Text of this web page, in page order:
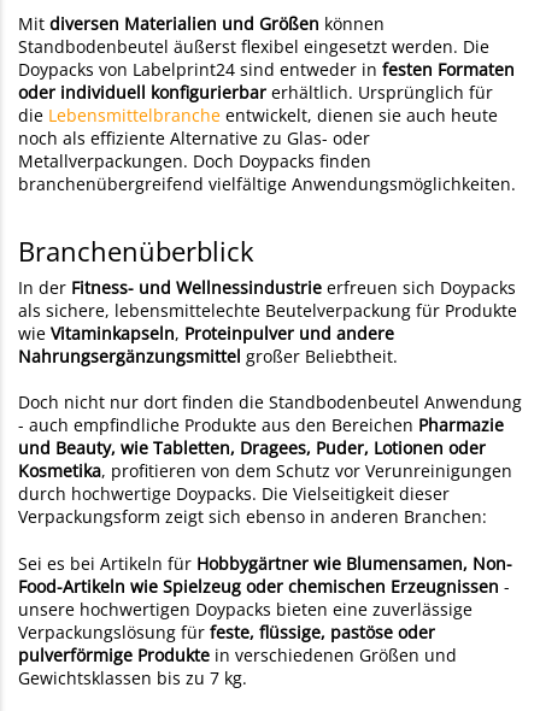
Mit diversen Materialien und Größen können
Standbodenbeutel äußerst flexibel eingesetzt werden. Die
Doypacks von Labelprint24 sind entweder in festen Formaten
oder individuell konfigurierbar erhältlich. Ursprünglich für
die Lebensmittelbranche entwickelt, dienen sie auch heute
noch als effiziente Alternative zu Glas- oder
Metallverpackungen. Doch Doypacks finden
branchenübergreifend vielfältige Anwendungsmöglichkeiten.
Branchenüberblick
In der Fitness- und Wellnessindustrie erfreuen sich Doypacks
als sichere, lebensmittelechte Beutelverpackung für Produkte
wie Vitaminkapseln, Proteinpulver und andere
Nahrungsergänzungsmittel großer Beliebtheit.
Doch nicht nur dort finden die Standbodenbeutel Anwendung
- auch empfindliche Produkte aus den Bereichen Pharmazie
und Beauty, wie Tabletten, Dragees, Puder, Lotionen oder
Kosmetika, profitieren von dem Schutz vor Verunreinigungen
durch hochwertige Doypacks. Die Vielseitigkeit dieser
Verpackungsform zeigt sich ebenso in anderen Branchen:
Sei es bei Artikeln für Hobbygärtner wie Blumensamen, Non-
Food-Artikeln wie Spielzeug oder chemischen Erzeugnissen -
unsere hochwertigen Doypacks bieten eine zuverlässige
Verpackungslösung für feste, flüssige, pastöse oder
pulverförmige Produkte in verschiedenen Größen und
Gewichtsklassen bis zu 7 kg.